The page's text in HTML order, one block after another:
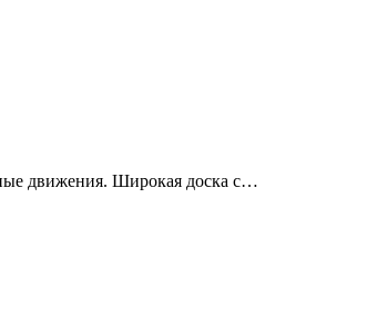
движения. Широкая доска с…